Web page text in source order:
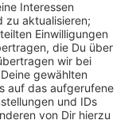
werden auch
gibt es eine